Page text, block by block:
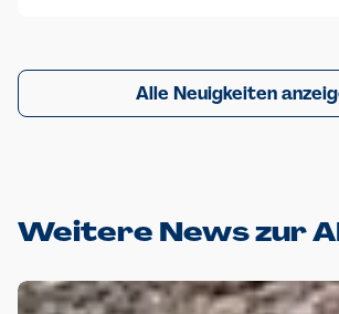
Alle Neuigkeiten
Weitere News zur